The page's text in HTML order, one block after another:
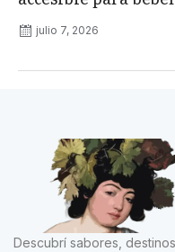
julio 7, 2026
Descubrí sabores,